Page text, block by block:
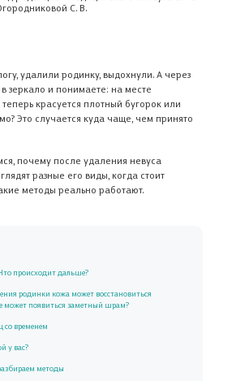
С. В.
удалили родинку, выдохнули. А через
зеркало и понимаете: на месте
красуется плотный бугорок или
Это случается куда чаще, чем принято
почему после удаления невуса
разные его виды, когда стоит
методы реально работают.
происходит дальше?
родинки кожа может восстановиться
может появиться заметный шрам?
со временем
у вас?
методы